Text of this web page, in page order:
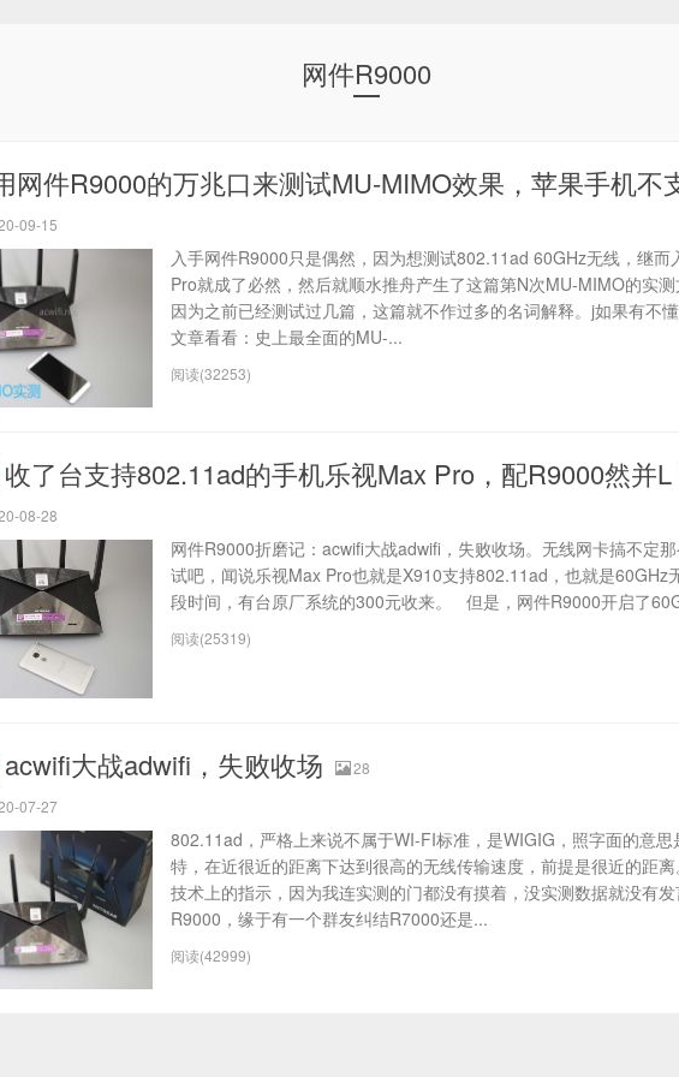
网件R9000
网件R9000的万兆口来测试MU-MIMO效果，苹果手机不
09-15
入手网件R9000只是偶然，因为想测试802.11ad 60GHz无线，继而
Pro就成了必然，然后就顺水推舟产生了这篇第N次MU-MIMO的实
因为之前已经测试过几篇，这篇就不作过多的名词解释。j如果有不
文章看看：史上最全面的MU-...
阅读(32253)
收了台支持802.11ad的手机乐视Max Pro，配R9000然并L
08-28
网件R9000折磨记：acwifi大战adwifi，失败收场。无线网卡搞不定
试吧，闻说乐视Max Pro也就是X910支持802.11ad，也就是60GHz
段时间，有台原厂系统的300元收来。 但是，网件R9000开启了
阅读(25319)
acwifi大战adwifi，失败收场
28
07-27
802.11ad，严格上来说不属于WI-FI标准，是WIGIG，照字面的意思
特，在近很近的距离下达到很高的无线传输速度，前提是很近的距
技术上的指示，因为我连实测的门都没有摸着，没实测数据就没有
R9000，缘于有一个群友纠结R7000还是...
阅读(42999)